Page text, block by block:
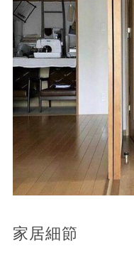
家居細節